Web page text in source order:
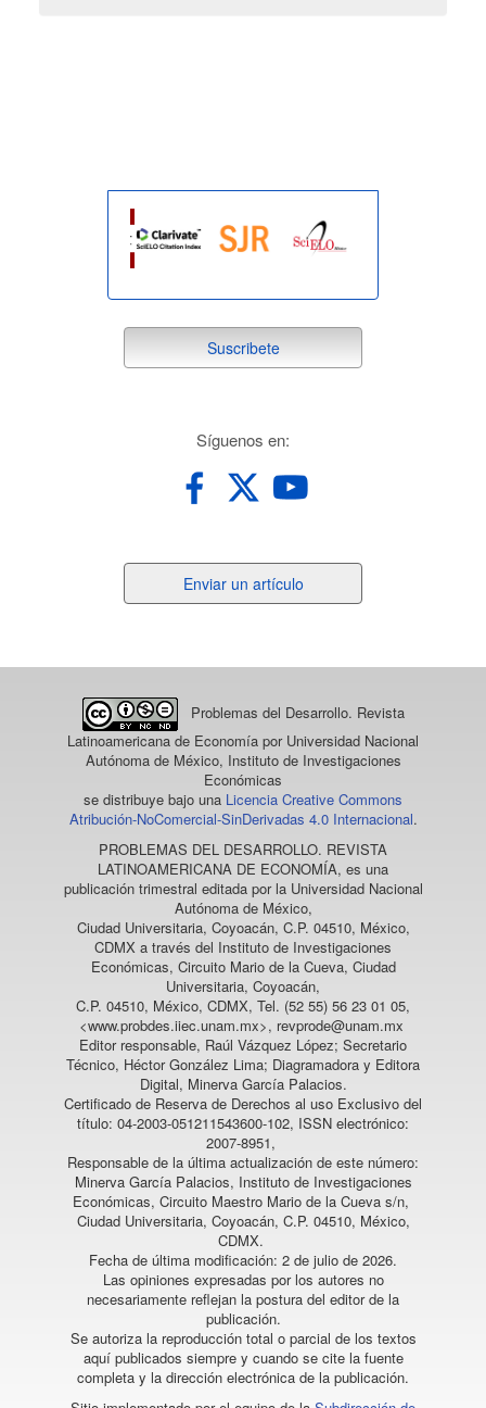
suscribete
Suscribete
Síguenos en:
un
Enviar un artículo
Problemas del Desarrollo. Revista
Latinoamericana de Economía por Universidad Nacional
Autónoma de México, Instituto de Investigaciones
Económicas
se distribuye bajo una Licencia Creative Commons
Atribución-NoComercial-SinDerivadas 4.0 Internacional.
PROBLEMAS DEL DESARROLLO. REVISTA
LATINOAMERICANA DE ECONOMÍA, es una
publicación trimestral editada por la Universidad Nacional
Autónoma de México,
Ciudad Universitaria, Coyoacán, C.P. 04510, México,
CDMX a través del Instituto de Investigaciones
Económicas, Circuito Mario de la Cueva, Ciudad
Universitaria, Coyoacán,
C.P. 04510, México, CDMX, Tel. (52 55) 56 23 01 05,
<www.probdes.iiec.unam.mx>, revprode@unam.mx
Editor responsable, Raúl Vázquez López; Secretario
Técnico, Héctor González Lima; Diagramadora y Editora
Digital, Minerva García Palacios.
Certificado de Reserva de Derechos al uso Exclusivo del
título: 04-2003-051211543600-102, ISSN electrónico:
2007-8951,
Responsable de la última actualización de este número:
Minerva García Palacios, Instituto de Investigaciones
Económicas, Circuito Maestro Mario de la Cueva s/n,
Ciudad Universitaria, Coyoacán, C.P. 04510, México,
CDMX.
Fecha de última modificación: 2 de julio de 2026.
Las opiniones expresadas por los autores no
necesariamente reflejan la postura del editor de la
publicación.
Se autoriza la reproducción total o parcial de los textos
aquí publicados siempre y cuando se cite la fuente
completa y la dirección electrónica de la publicación.